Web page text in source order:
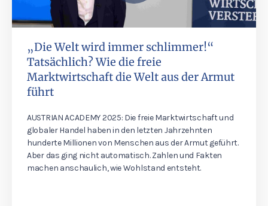
„Die Welt wird immer schlimmer!“
Tatsächlich? Wie die freie
Marktwirtschaft die Welt aus der Armut
führt
AUSTRIAN ACADEMY 2025: Die freie Marktwirtschaft und
globaler Handel haben in den letzten Jahrzehnten
hunderte Millionen von Menschen aus der Armut geführt.
Aber das ging nicht automatisch. Zahlen und Fakten
machen anschaulich, wie Wohlstand entsteht.